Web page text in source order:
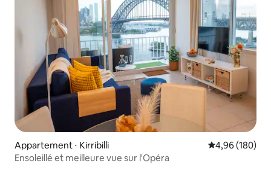
Appartement ⋅ Kirribilli Évaluation
4,96 (180)
Ensoleillé et meilleure vue sur l'Opéra